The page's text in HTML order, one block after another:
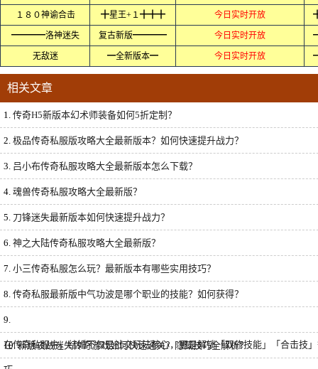
１８０神谕合击 ╋星王+１╋╋╋ 今日实时开放
━━━━洛神迷失 复古新版━━━━ 今日实时开放
无敌迷 ━全新版本━ 今日实时开放
相关文章
1. 传奇H5新版本幻术师装备如何5折定制？
2. 极品传奇私服版攻略大全最新版本？如何快速提升战力？
3. 吕小布传奇私服攻略大全最新版本怎么下载？
4. 魂兽传奇私服攻略大全最新版？
5. 刀锋迷失最新版本如何快速提升战力？
6. 神之大陆传奇私服攻略大全最新版？
7. 小三传奇私服怎么玩？最新版本有哪些实用技巧？
8. 传奇私服最新版中气功波是哪个职业的技能？如何获得？
9.
在传奇私服中，结婚不仅是社交玩法核心，更是解锁「双修技能」「合击技
10.新版夜战迷失传奇游戏如何快速通关？隐藏技巧全解析？